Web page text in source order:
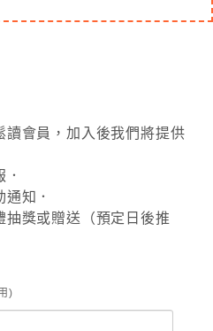
讀會員，加入後我們將提供
知．
抽獎或贈送（預定日後推
)